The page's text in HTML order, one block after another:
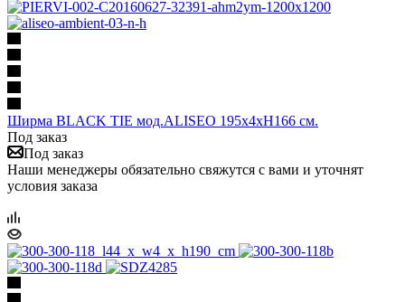
Ширма BLACK TIE мод.ALISEO 195х4хH166 см.
Под заказ
Под заказ
Наши менеджеры обязательно свяжутся с вами и уточнят
условия заказа